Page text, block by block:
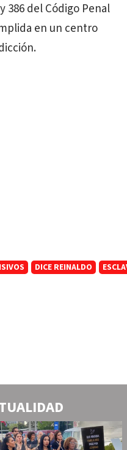
386 del Código Penal
en un centro
DICE REINALDO